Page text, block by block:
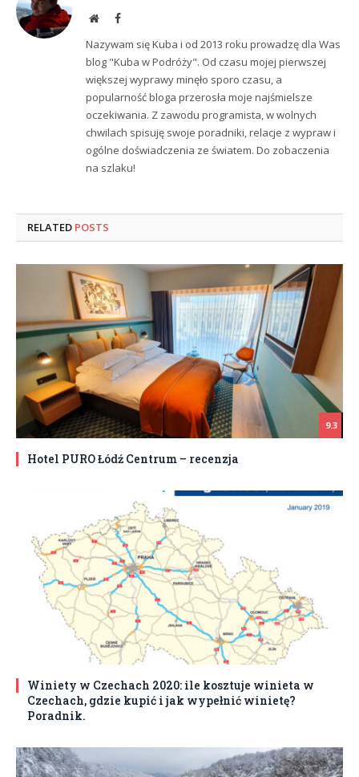
WebsiteFacebook
Nazywam się Kuba i od 2013 roku prowadzę dla Was
blog "Kuba w Podróży". Od czasu mojej pierwszej
większej wyprawy minęło sporo czasu, a
popularność bloga przerosła moje najśmielsze
oczekiwania. Z zawodu programista, w wolnych
chwilach spisuję swoje poradniki, relacje z wypraw i
ogólne doświadczenia ze światem. Do zobaczenia
na szlaku!
RELATED POSTS
9.3
Hotel PURO Łódź Centrum – recenzja
Winiety w Czechach 2020: ile kosztuje winieta w
Czechach, gdzie kupić i jak wypełnić winietę?
Poradnik.